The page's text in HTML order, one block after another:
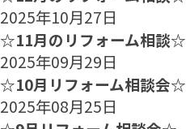
2025年10月27日
☆11月のリフォーム相談☆
2025年09月29日
☆10月リフォーム相談会☆
2025年08月25日